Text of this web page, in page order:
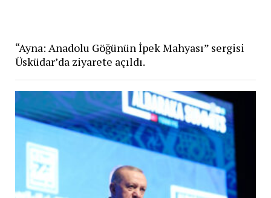
“Ayna: Anadolu Göğünün İpek Mahyası” sergisi
Üsküdar’da ziyarete açıldı.